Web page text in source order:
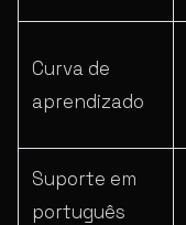
Curva de
aprendizado
Suporte em
português